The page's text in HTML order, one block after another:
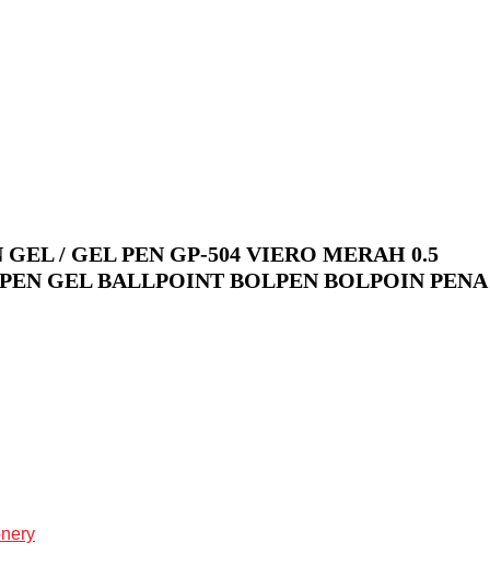
GEL / GEL PEN GP-504 VIERO MERAH 0.5
GEL BALLPOINT BOLPEN BOLPOIN PENA